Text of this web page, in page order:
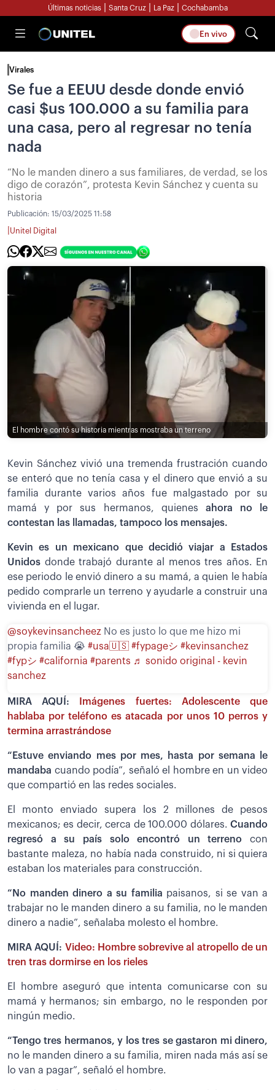
Últimas noticias Santa Cruz La Paz Cochabamba
En vivo
Virales
Se fue a EEUU desde donde envió
casi $us 100.000 a su familia para
una casa, pero al regresar no tenía
nada
“No le manden dinero a sus familiares, de verdad, se los
digo de corazón”, protesta Kevin Sánchez y cuenta su
historia
Publicación: 15/03/2025 11:58
Unitel Digital
El hombre contó su historia mientras mostraba un terreno
Kevin Sánchez vivió una tremenda frustración cuando
se enteró que no tenía casa y el dinero que envió a su
familia durante varios años fue malgastado por su
mamá y por sus hermanos, quienes ahora no le
contestan las llamadas, tampoco los mensajes.
Kevin es un mexicano que decidió viajar a Estados
Unidos donde trabajó durante al menos tres años. En
ese periodo le envió dinero a su mamá, a quien le había
pedido comprarle un terreno y ayudarle a construir una
vivienda en el lugar.
@soykevinsancheez No es justo lo que me hizo mi
propia familia 😭 #usa🇺🇸 #fypageシ #kevinsanchez
#fypシ #california #parents ♬ sonido original - kevin
sanchez
MIRA AQUÍ:
Imágenes fuertes: Adolescente que
hablaba por teléfono es atacada por unos 10 perros y
termina arrastrándose
“Estuve enviando mes por mes, hasta por semana le
mandaba cuando podía”, señaló el hombre en un video
que compartió en las redes sociales.
El monto enviado supera los 2 millones de pesos
mexicanos; es decir, cerca de 100.000 dólares. Cuando
regresó a su país solo encontró un terreno con
bastante maleza, no había nada construido, ni si quiera
estaban los materiales para construcción.
“No manden dinero a su familia paisanos, si se van a
trabajar no le manden dinero a su familia, no le manden
dinero a nadie”, señalaba molesto el hombre.
MIRA AQUÍ: Video: Hombre sobrevive al atropello de un
tren tras dormirse en los rieles
El hombre aseguró que intenta comunicarse con su
mamá y hermanos; sin embargo, no le responden por
ningún medio.
“Tengo tres hermanos, y los tres se gastaron mi dinero,
no le manden dinero a su familia, miren nada más así se
lo van a pagar”, señaló el hombre.